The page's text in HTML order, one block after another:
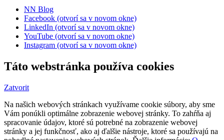
NN Blog
Facebook (otvorí sa v novom okne)
LinkedIn (otvorí sa v novom okne)
YouTube (otvorí sa v novom okne)
Instagram (otvorí sa v novom okne)
Táto webstránka používa cookies
Zatvorit
Na našich webových stránkach využívame cookie súbory, aby sme
Vám ponúkli optimálne zobrazenie webovej stránky. To zahŕňa aj
spracovanie údajov, ktoré sú potrebné na zobrazenie webovej
stránky a jej funkčnosť, ako aj ďalšie nástroje, ktoré sa používajú na